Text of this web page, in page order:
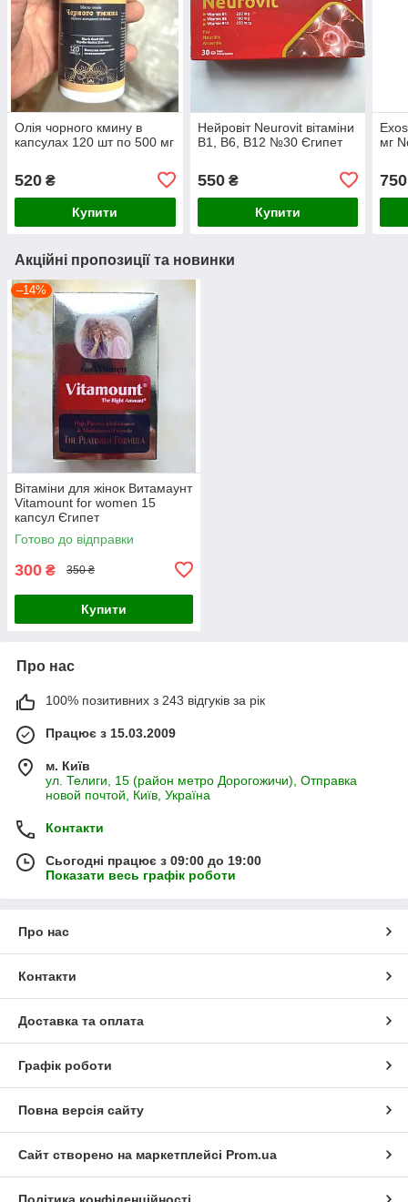
Олія чорного кмину в
капсулах 120 шт по 500 мг
520 ₴
Купити
Нейровіт Neurovit вітаміни
В1, В6, В12 №30 Єгипет
550₴
Купити
мг
750
Акційні пропозиції та новинки
–14%
Вітаміни для жінок Витамаунт
Vitamount for women 15
капсул Єгипет
Готово до відправки
300 ₴ 350 ₴
Купити
Про нас
100% позитивних з 243 відгуків за рік
Працює з 15.03.2009
м. Київ
ул. Телиги, 15 (район метро Дорогожичи), Отправка
новой почтой, Київ, Україна
Контакти
Сьогодні працює з 09:00 до 19:00
Показати весь графік роботи
Про нас
Контакти
Доставка та оплата
Графік роботи
Повна версія сайту
Сайт створено на маркетплейсі Prom.ua